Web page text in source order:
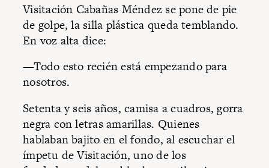
Visitación Cabañas Méndez se pone de pie
de golpe, la silla plástica queda temblando.
En voz alta dice:
—Todo esto recién está empezando para
nosotros.
Setenta y seis años, camisa a cuadros, gorra
negra con letras amarillas. Quienes
hablaban bajito en el fondo, al escuchar el
ímpetu de Visitación, uno de los